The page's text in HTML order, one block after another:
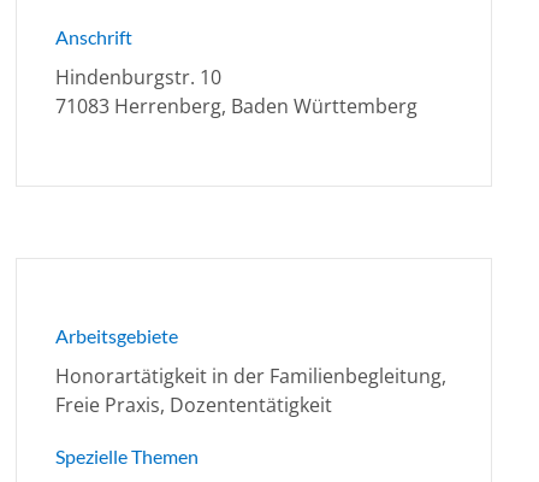
Anschrift
Hindenburgstr. 10
71083 Herrenberg, Baden Württemberg
Arbeitsgebiete
Honorartätigkeit in der Familienbegleitung,
Freie Praxis, Dozententätigkeit
Spezielle Themen